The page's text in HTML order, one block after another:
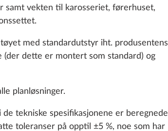
samt vekten til karosseriet, førerhuset,
med standardutstyr iht. produsentens
(der dette er montert som standard) og
planløsninger.
tekniske spesifikasjonene er beregnede
toleranser på opptil ±5 %, noe som har